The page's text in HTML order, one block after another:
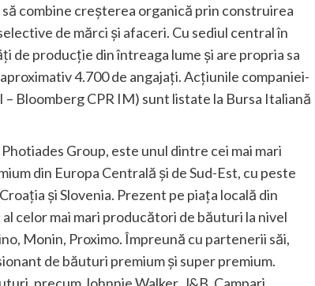
combine creșterea organică prin construirea
de mărci și afaceri. Cu sediul central în
de producție din întreaga lume și are propria sa
4.700 de angajați. Acțiunile companiei-
Bloomberg CPR IM) sunt listate la Bursa Italiană
Group, este unul dintre cei mai mari
din Europa Centrală și de Sud-Est, cu peste
și Slovenia. Prezent pe piața locală din
celor mai mari producători de băuturi la nivel
Monin, Proximo. Împreună cu partenerii săi,
de băuturi premium şi super premium.